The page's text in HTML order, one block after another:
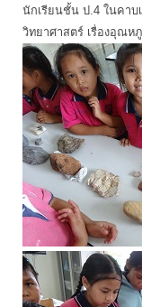
นักเรียนชั้น ป.4 ในคาบ
วิทยาศาสตร์ เรื่องอุณห